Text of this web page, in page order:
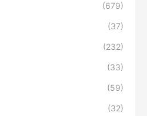
(679)
(37)
(232)
(33)
(59)
(32)